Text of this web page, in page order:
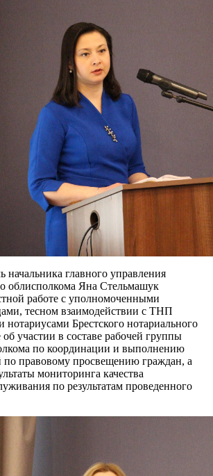
начальника главного управления
облисполкома Яна Стельмашук
работе с уполномоченными
тесном взаимодействии с ТНП
нотариусами Брестского нотариального
участии в составе рабочей группы
по координации и выполнению
по правовому просвещению граждан, а
мониторинга качества
по результатам проведенного